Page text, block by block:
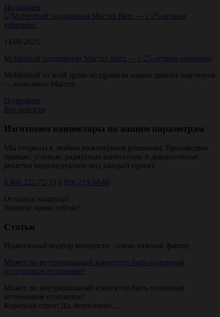
Подробнее
14.09.2025
Mohlenhoff поздравили Мастер Ватт — с 25-летним юбилеем!
Mohlenhoff от всей души поздравили наших давних партнеров
— компанию Мастер...
Подробнее
Все новости
Изготовим конвекторы по вашим параметрам
Мы открыты к любым инженерным решениям. Производим
прямые, угловые, радиусные конвекторы и декоративные
решетки индивидуально под каждый проект.
8 800 222-72-33 8 926 213-94-80
Остались вопросы?
Звоните прямо сейчас!
Статьи
Правильный подбор мощности - очень важный фактор
Может ли внутрипольный конвектор быть основным
источником отопления?
Может ли внутрипольный конвектор быть основным
источником отопления?
Короткий ответ: Да, безусловно....